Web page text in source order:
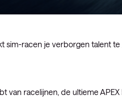
sim-racen je verborgen talent
van racelijnen, de ultieme